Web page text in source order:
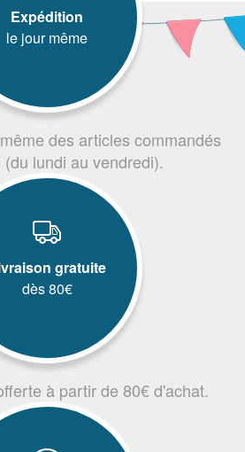
Expédition
le jour même
des articles commandés
(du lundi au vendredi).
gratuite
dès 80€
à partir de 80€ d'achat.